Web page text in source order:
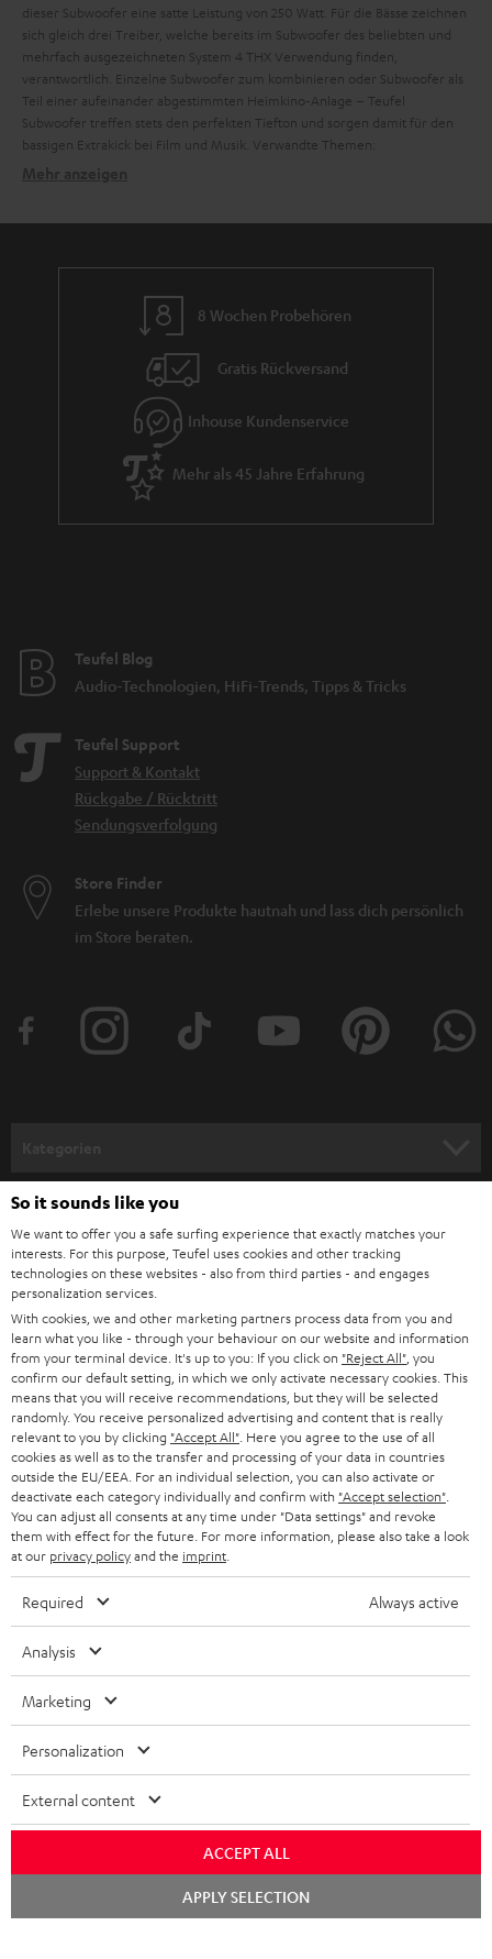
dieser Subwoofer eine satte Leistung von 250 Watt. Für die Bässe zeichnen
sich gleich drei Treiber, welche bereits im Subwoofer des beliebten und
mehrfach ausgezeichneten System 4 THX Verwendung finden,
verantwortlich. Einzelne Subwoofer zum kombinieren oder Subwoofer als
Teil einer aufeinander abgestimmten Heimkino-Anlage – Teufel
Subwoofer treffen stets den perfekten Tiefton und sorgen damit für den
bassigen Extrakick bei Film und Musik. Verwandte Themen:
Subwoofer aufstellen: Tipps für die perfekte Position
Aktive Subwoofer dank integriertem Verstärker
Woofer Einzelkomponenten – individuelle Bass-
Performance Deluxe
Downfire Subwoofer – Wenn der Bass den Boden nutzt
Flach-Subwoofer – Platz ist überall
Viel Bass für wenig Geld - Subwoofer von Lautsprecher
2.1 Soundsystem
5.1 Soundsystem
8 Wochen Probehören
Gratis Rückversand
Inhouse Kundenservice
Mehr als 45 Jahre Erfahrung
Teufel Blog
Audio-Technologien, HiFi-Trends, Tipps & Tricks
Teufel Support
Support & Kontakt
Rückgabe / Rücktritt
Sendungsverfolgung
Store Finder
Erlebe unsere Produkte hautnah und lass dich persönlich
im Store beraten.
HEIMKINO
HEIMKINO-KOMPLETTANLAGEN
SOUNDBARS
STEREO
SMART HOME
BLUETOOTH-LAUTSPRECHER
KOPFHÖRER
BLUETOOTH-KOPFHÖRER
LAUTSPRECHER
ULTIMA-SERIE
IN-EAR-KOPFHÖRER
FANSHOP
NEUHEITEN
Unternehmen
SUPPORT
PRESSE & MARKETING
GESCHÄFTSKUNDEN
PARTNERPROGRAMM
BLOG
NEWSLETTER
STORES
DEINE VORTEILE BEI TEUFEL
TEUFEL STORY
UNSER MANAGEMENT
Teufel Onlineshops
DEUTSCHLAND
ÖSTERREICH
SCHWEIZ
NIEDERLANDE
BELGIEN
POLEN
SPANIEN
ITALIEN
WEITERE LÄNDER
Technische Änderungen, Tippfehler und Irrtum vorbehalten. Das auf unseren
Fotos abgebildete Zubehör ist nicht im Lieferumfang enthalten. Etwaige
Datenschutz Daten-Einstellungen
So it sounds like you
We want to offer you a safe surfing experience that exactly matches your
interests. For this purpose, Teufel uses cookies and other tracking
technologies on these websites - also from third parties - and engages
personalization services.
With cookies, we and other marketing partners process data from you and
learn what you like - through your behaviour on our website and information
from your terminal device. It's up to you: If you click on "Reject All" , you
confirm our default setting, in which we only activate necessary cookies. This
means that you will receive recommendations, but they will be selected
randomly. You receive personalized advertising and content that is really
relevant to you by clicking "Accept All" . Here you agree to the use of all
cookies as well as to the transfer and processing of your data in countries
outside the EU/EEA. For an individual selection, you can also activate or
deactivate each category individually and confirm with "Accept selection"
You can adjust all consents at any time under "Data settings" and revoke
them with effect for the future. For more information, please also take a look
at our privacy policyand the imprint
Required Always active
Analysis
Marketing
Personalization
External content
ACCEPT ALL
APPLY SELECTION